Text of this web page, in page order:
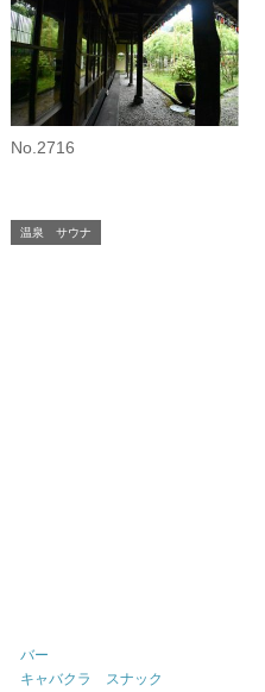
No.2716
温泉 サウナ
バー
キャバクラ スナック